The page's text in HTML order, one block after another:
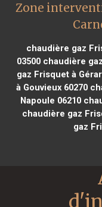
Zone
chaudière gaz
03500 chaudière
gaz Frisquet à
à Gouvieux 60270
Napoule 06210
chaudière gaz
gaz